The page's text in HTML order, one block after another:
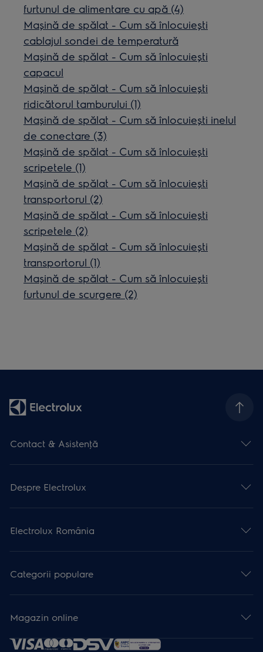
furtunul de alimentare cu apă (4)
Mașină de spălat - Cum să înlocuiești
cablajul sondei de temperatură
Mașină de spălat - Cum să înlocuiești
capacul
Mașină de spălat - Cum să înlocuiești
ridicătorul tamburului (1)
Mașină de spălat - Cum să înlocuiești inelul
de conectare (3)
Mașină de spălat - Cum să înlocuiești
scripetele (1)
Mașină de spălat - Cum să înlocuiești
transportorul (2)
Mașină de spălat - Cum să înlocuiești
scripetele (2)
Mașină de spălat - Cum să înlocuiești
transportorul (1)
Mașină de spălat - Cum să înlocuiești
furtunul de scurgere (2)
Contact & Asistenţă
Despre Electrolux
Electrolux România
Categorii populare
Magazin online